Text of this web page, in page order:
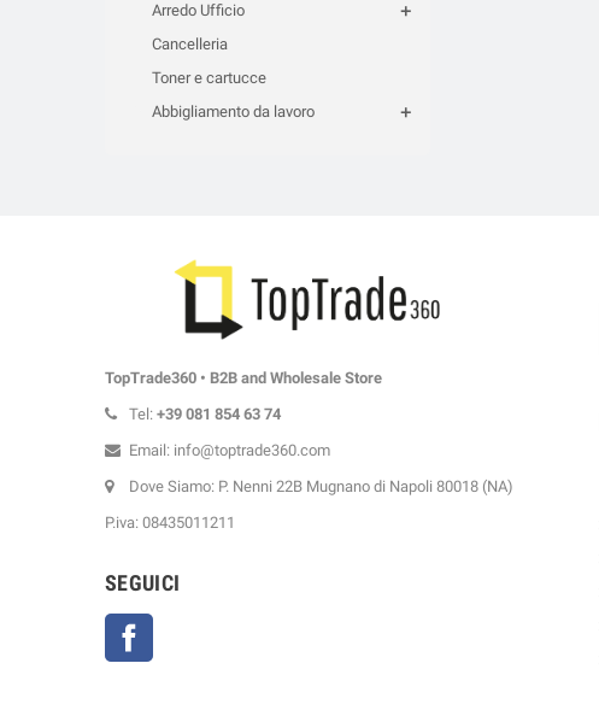
Arredo Ufficio
Cancelleria
Toner e cartucce
Abbigliamento da lavoro
TopTrade360 • B2B and Wholesale Store
Tel: +39 081 854 63 74
Email: info@toptrade360.com
Dove Siamo: P. Nenni 22B Mugnano di Napoli 80018 (NA)
P.iva: 08435011211
SEGUICI